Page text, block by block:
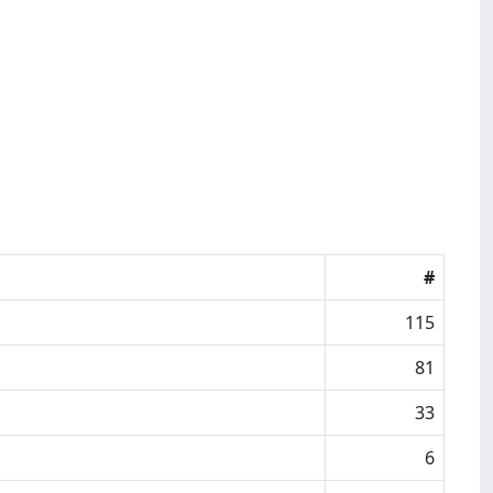
#
115
81
33
6